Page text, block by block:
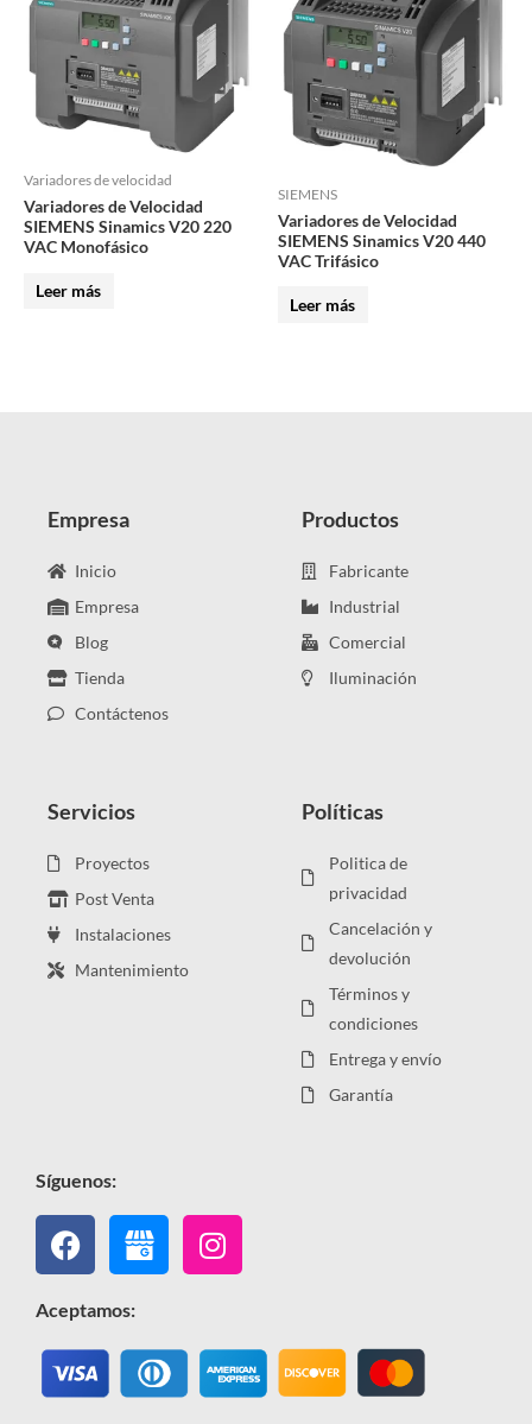
Variadores de velocidad
Variadores de Velocidad
SIEMENS Sinamics V20 220
VAC Monofásico
Leer más
SIEMENS
Variadores de Velocidad
SIEMENS Sinamics V20 440
VAC Trifásico
Leer más
Empresa
Inicio
Empresa
Blog
Tienda
Contáctenos
Productos
Fabricante
Industrial
Comercial
Iluminación
Servicios
Proyectos
Post Venta
Instalaciones
Mantenimiento
Políticas
Politica de
privacidad
Cancelación y
devolución
Términos y
condiciones
Entrega y envío
Garantía
Síguenos:
Facebook Instagram
Aceptamos: